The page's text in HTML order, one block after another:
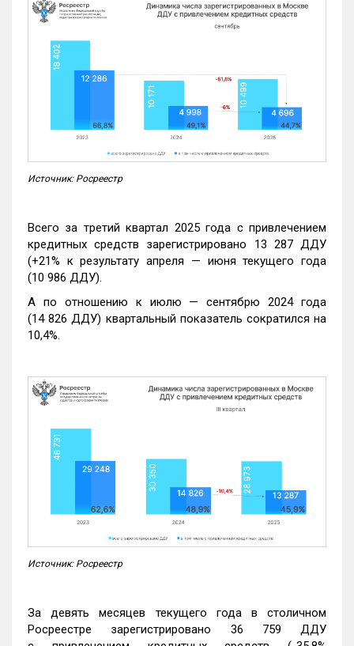
Источник: Росреестр
Всего за третий квартал 2025 года с привлечением
кредитных средств зарегистрировано 13 287 ДДУ
(+21% к результату апреля — июня текущего года
(10 986 ДДУ).
А по отношению к июлю — сентябрю 2024 года
(14 826 ДДУ) квартальный показатель сократился на
10,4%.
Источник: Росреестр
За девять месяцев текущего года в столичном
Росреестре зарегистрировано 36 759 ДДУ